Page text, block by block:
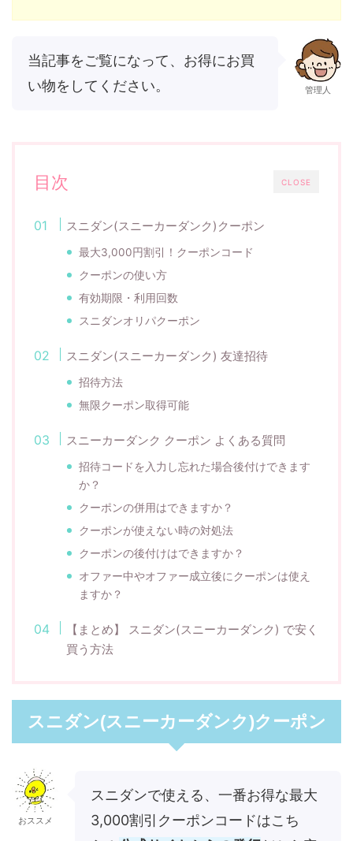
当記事をご覧になって、お得にお買
い物をしてください。
管理人
CLOSE
目次
スニダン(スニーカーダンク)クーポン
最大3,000円割引！クーポンコード
クーポンの使い方
有効期限・利用回数
スニダンオリパクーポン
スニダン(スニーカーダンク) 友達招待
招待方法
無限クーポン取得可能
スニーカーダンク クーポン よくある質問
招待コードを入力し忘れた場合後付けできます
か？
クーポンの併用はできますか？
クーポンが使えない時の対処法
クーポンの後付けはできますか？
オファー中やオファー成立後にクーポンは使え
ますか？
【まとめ】 スニダン(スニーカーダンク) で安く
買う方法
スニダン(スニーカーダンク)クーポン
おススメ
スニダンで使える、一番お得な最大
3,000割引クーポンコードはこち